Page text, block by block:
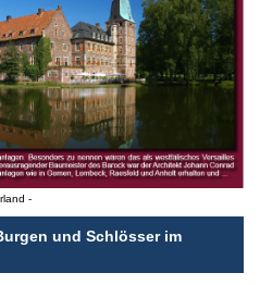
-
und Schlösser im